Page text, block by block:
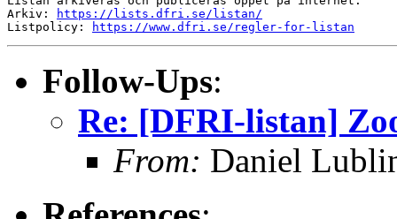
Arkiv:
https://lists.dfri.se/listan/
Listpolicy:
https://www.dfri.se/regler-for-listan
Follow-Ups:
Re: [DFRI-listan]
From: Daniel